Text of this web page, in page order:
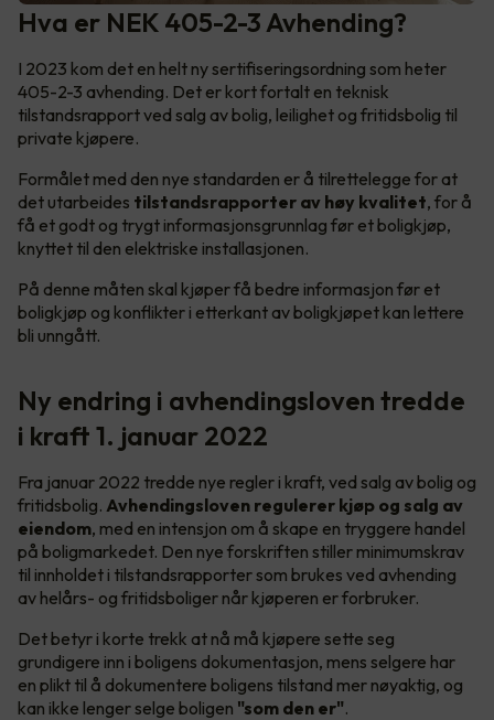
Hva er NEK 405-2-3 Avhending?
I 2023 kom det en helt ny sertifiseringsordning som heter
405-2-3 avhending. Det er kort fortalt en teknisk
tilstandsrapport ved salg av bolig, leilighet og fritidsbolig til
private kjøpere.
Formålet med den nye standarden er å tilrettelegge for at
det utarbeides tilstandsrapporter av høy kvalitet, for å
få et godt og trygt informasjonsgrunnlag før et boligkjøp,
knyttet til den elektriske installasjonen.
På denne måten skal kjøper få bedre informasjon før et
boligkjøp og konflikter i etterkant av boligkjøpet kan lettere
bli unngått.
Ny endring i avhendingsloven tredde
i kraft 1. januar 2022
Fra januar 2022 tredde nye regler i kraft, ved salg av bolig og
fritidsbolig. Avhendingsloven regulerer kjøp og salg av
eiendom, med en intensjon om å skape en tryggere handel
på boligmarkedet. Den nye forskriften stiller minimumskrav
til innholdet i tilstandsrapporter som brukes ved avhending
av helårs- og fritidsboliger når kjøperen er forbruker.
Det betyr i korte trekk at nå må kjøpere sette seg
grundigere inn i boligens dokumentasjon, mens selgere har
en plikt til å dokumentere boligens tilstand mer nøyaktig, og
kan ikke lenger selge boligen "som den er".